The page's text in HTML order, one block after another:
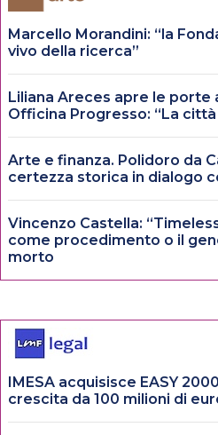
Marcello Morandini: “la
vivo della ricerca”
Liliana Areces apre le porte
Officina Progresso: “La
Arte e finanza. Polidoro da
certezza storica in dialogo
Vincenzo Castella:
come procedimento o il
morto
IMESA acquisisce EASY
crescita da 100 milioni di